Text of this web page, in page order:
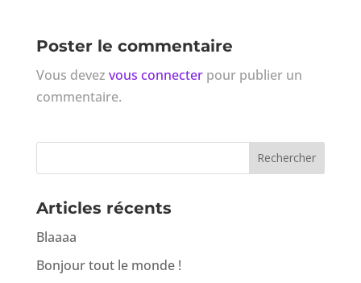
Poster le commentaire
Vous devez vous connecterpour publier un
commentaire.
Articles récents
Blaaaa
Bonjour tout le monde !